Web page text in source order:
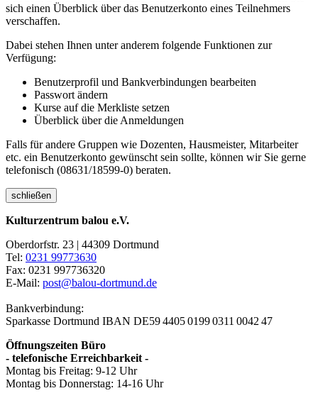
sich einen Überblick über das Benutzerkonto eines Teilnehmers
verschaffen.
Dabei stehen Ihnen unter anderem folgende Funktionen zur
Verfügung:
Benutzerprofil und Bankverbindungen bearbeiten
Passwort ändern
Kurse auf die Merkliste setzen
Überblick über die Anmeldungen
Falls für andere Gruppen wie Dozenten, Hausmeister, Mitarbeiter
etc. ein Benutzerkonto gewünscht sein sollte, können wir Sie gerne
telefonisch (08631/18599-0) beraten.
schließen
Kulturzentrum balou e.V.
Oberdorfstr. 23 | 44309 Dortmund
Tel: 0231 99773630
Fax: 0231 997736320
E-Mail: post@balou-dortmund.de
Bankverbindung:
Sparkasse Dortmund IBAN DE59 4405 0199 0311 0042 47
Öffnungszeiten Büro
- telefonische Erreichbarkeit -
Montag bis Freitag: 9-12 Uhr
Montag bis Donnerstag: 14-16 Uhr